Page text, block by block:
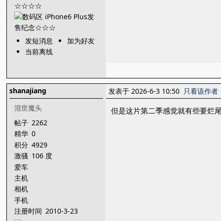
发短消息
加为好友
当前离线
shanajiang
混世魔头
帖子 2262
精华 0
积分 4929
激骚 106 度
爱车
主机
相机
手机
注册时间 2010-3-23
发表于 2026-6-3 10:50 只看该作者
但是这片第二季感觉就有些要烂